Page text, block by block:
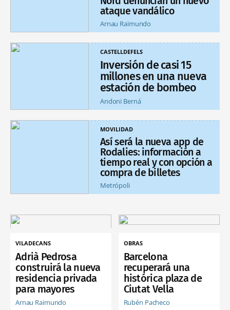
ataque vandálico
Arnau Raimundo
CASTELLDEFELS
Inversión de casi 15
millones en una nueva
estación de bombeo
Andoni Berná
MOVILIDAD
Así será la nueva app de
Rodalies: información a
tiempo real y con opción a
compra de billetes
Metrópoli
VILADECANS
Adrià Pedrosa
construirá la nueva
residencia privada
para mayores
Arnau Raimundo
OBRAS
Barcelona
recuperará una
histórica plaza de
Ciutat Vella
Rubén Pacheco